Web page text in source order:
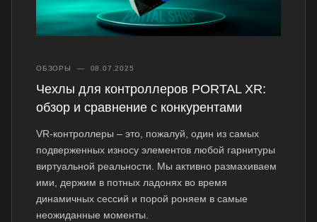
ОБЗОРЫ — 08.07.2025
Чехлы для контроллеров PORTAL XR:
обзор и сравнение с конкурентами
VR-контроллеры – это, пожалуй, один из самых
подверженных износу элементов любой гарнитуры
виртуальной реальности. Мы активно размахиваем
ими, держим в потных ладонях во время
динамичных сессий и порой роняем в самые
неожиданные моменты.